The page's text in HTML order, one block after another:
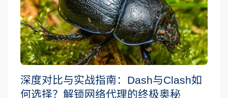
深度对比与实战指南：Dash与Clash如
何选择？解锁网络代理的终极奥秘